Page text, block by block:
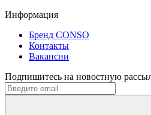
Информация
Бренд CONSO
Контакты
Вакансии
Подпишитесь на новостную